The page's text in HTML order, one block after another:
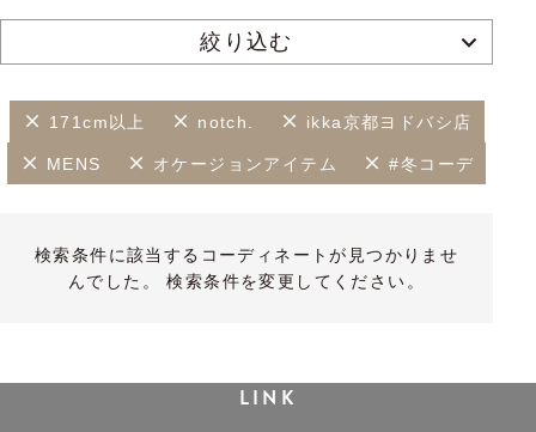
絞り込む
171cm以上 notch. ikka京都ヨドバシ店
MENS オケージョンアイテム #冬コーデ
検索条件に該当するコーディネートが見つかりませ
んでした。 検索条件を変更してください。
LINK